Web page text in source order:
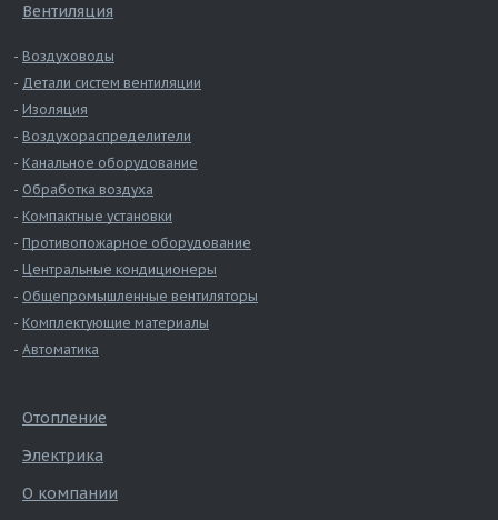
Вентиляция
Воздуховоды
Детали систем вентиляции
Изоляция
Воздухораспределители
Канальное оборудование
Обработка воздуха
Компактные установки
Противопожарное оборудование
Центральные кондиционеры
Общепромышленные вентиляторы
Комплектующие материалы
Автоматика
Отопление
Электрика
О компании